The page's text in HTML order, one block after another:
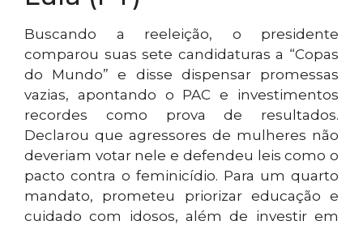
Buscando a reeleição, o presidente
comparou suas sete candidaturas a “Copas
do Mundo” e disse dispensar promessas
vazias, apontando o PAC e investimentos
recordes como prova de resultados.
Declarou que agressores de mulheres não
deveriam votar nele e defendeu leis como o
pacto contra o feminicídio. Para um quarto
mandato, prometeu priorizar educação e
cuidado com idosos, além de investir em